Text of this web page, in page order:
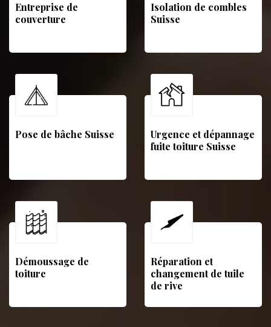
Entreprise de
couverture
Isolation de combles
Suisse
Pose de bâche Suisse
Urgence et dépannage
fuite toiture Suisse
Démoussage de
toiture
Réparation et
changement de tuile
de rive